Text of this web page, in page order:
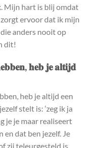
Mijn hart is blij omdat
ervoor dat ik mijn
anders nooit op
dit!
𝐡𝐞𝐛 𝐣𝐞 𝐚𝐥𝐭𝐢𝐣𝐝
heb je altijd een
stelt is: ‘zeg ik ja
je je maar realiseert
en dat ben jezelf. Je
zij teleurgesteld is